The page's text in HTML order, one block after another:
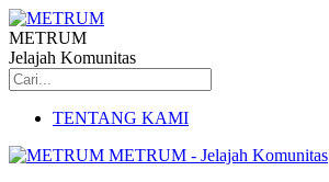
METRUM
Jelajah Komunitas
TENTANG KAMI
METRUM - Jelajah Komunitas